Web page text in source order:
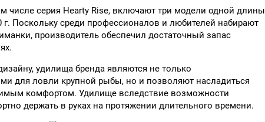
числе серия Hearty Risе, включают три модели одной длины
г. Поскольку среди профессионалов и любителей набирают
производитель обеспечил достаточный запас
удилища бренда являются не только
для ловли крупной рыбы, но и позволяют насладиться
комфортом. Удилище вследствие возможности
держать в руках на протяжении длительного времени.